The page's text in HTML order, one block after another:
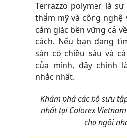
Terrazzo polymer là
thẩm mỹ và công nghệ
cảm giác bền vững cả
cách. Nếu bạn đang
sàn có chiều sâu và
của mình, đây chính
nhắc nhất.
Khám phá các bộ sưu
nhất tại Colorex
cho ngôi